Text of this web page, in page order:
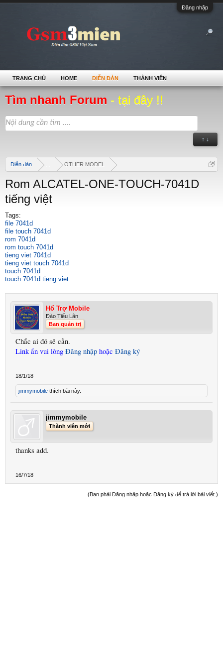
Đăng nhập
Tìm nhanh Forum - tại đây !!
↑ ↓
Diễn đàn OTHER MODEL
Rom ALCATEL-ONE-TOUCH-7041D
tiếng việt
Tags:
file 7041d
file touch 7041d
rom 7041d
rom touch 7041d
tieng viet 7041d
tieng viet touch 7041d
touch 7041d
touch 7041d tieng viet
Hổ Trợ Mobile
Đào Tiểu Lân
Ban quản trị
Chắc ai đó sẽ cần.
Link ẩn vui lòng Đăng nhập hoặc Đăng ký
18/1/18
jimmymobile thích bài này.
jimmymobile
Thành viên mới
thanks add.
16/7/18
(Bạn phải Đăng nhập hoặc Đăng ký để trả lời bài viết.)
TRANG CHỦ HOME DIỄN ĐÀN THÀNH VIÊN